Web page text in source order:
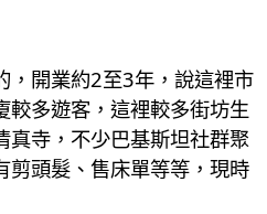
，開業約2至3年，說這裡市
較多遊客，這裡較多街坊生
真寺，不少巴基斯坦社群聚
剪頭髮、售床單等等，現時